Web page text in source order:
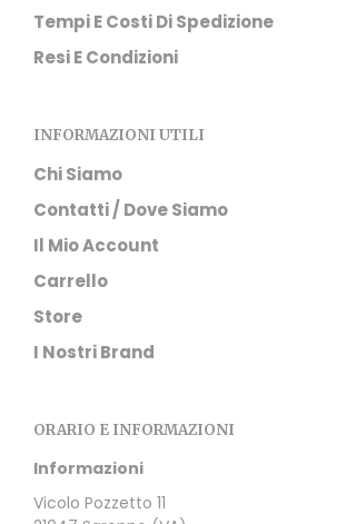
Tempi E Costi Di Spedizione
Resi E Condizioni
INFORMAZIONI UTILI
Chi Siamo
Contatti / Dove Siamo
Il Mio Account
Carrello
Store
I Nostri Brand
ORARIO E INFORMAZIONI
Informazioni
Vicolo Pozzetto 11